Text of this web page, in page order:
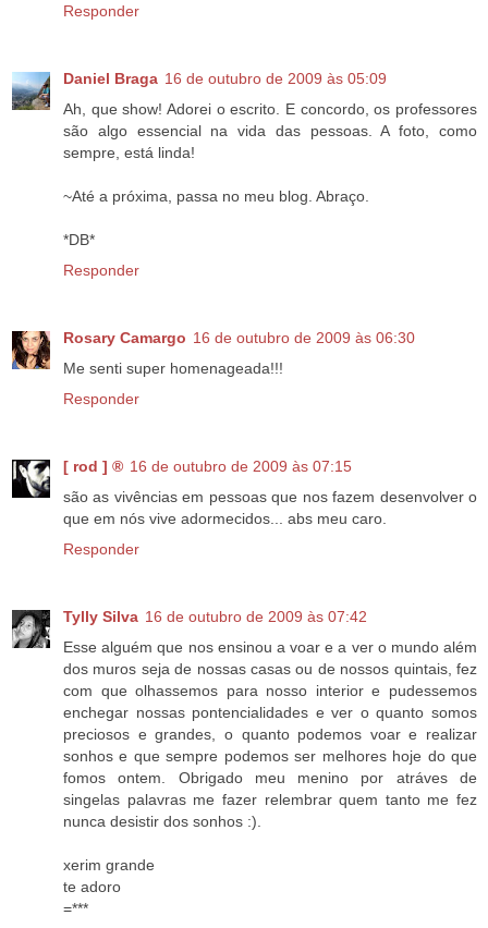
Responder
Daniel Braga 16 de outubro de 2009 às 05:09
Ah, que show! Adorei o escrito. E concordo, os professores
são algo essencial na vida das pessoas. A foto, como
sempre, está linda!
~Até a próxima, passa no meu blog. Abraço.
*DB*
Responder
Rosary Camargo 16 de outubro de 2009 às 06:30
Me senti super homenageada!!!
Responder
[ rod ] ® 16 de outubro de 2009 às 07:15
são as vivências em pessoas que nos fazem desenvolver o
que em nós vive adormecidos... abs meu caro.
Responder
Tylly Silva 16 de outubro de 2009 às 07:42
Esse alguém que nos ensinou a voar e a ver o mundo além
dos muros seja de nossas casas ou de nossos quintais, fez
com que olhassemos para nosso interior e pudessemos
enchegar nossas pontencialidades e ver o quanto somos
preciosos e grandes, o quanto podemos voar e realizar
sonhos e que sempre podemos ser melhores hoje do que
fomos ontem. Obrigado meu menino por atráves de
singelas palavras me fazer relembrar quem tanto me fez
nunca desistir dos sonhos :).
xerim grande
te adoro
=***